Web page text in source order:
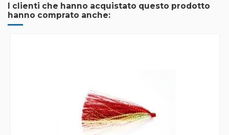
I clienti che hanno acquistato questo prodotto
hanno comprato anche: